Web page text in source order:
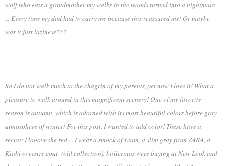
wolf who eats a grandmother-my walks in the woods turned into a nightmare
... Every time my dad had to carry me because this reassured me! Or maybe
was it just laziness???
So I do not walk much to the chagrin of my parents, yet now I love it! What a
pleasure to walk around in this magnificent scenery! One of my favorite
season is autumn, which is adorned with its most beautiful colors before gray
atmosphere of winter! For this post, I wanted to add color! These have a
secret: I looove the red ... I wear a smock of Etam, a slim gray from ZARA, a
Kiabi oversize coat (old collection). ballerinas were buying at New Look and